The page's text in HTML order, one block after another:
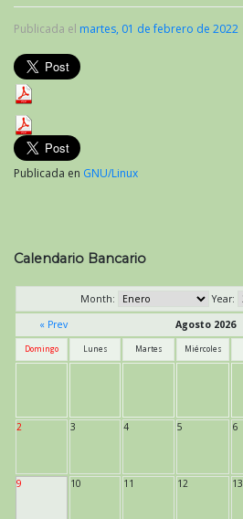
Publicada el martes, 01 de febrero de 2022
Publicada en GNU/Linux
Calendario Bancario
Month:
Year:
« Prev
Agosto 2026
Domingo Lunes Martes Miércoles
2 3 4 5 6
9 10 11 12 13